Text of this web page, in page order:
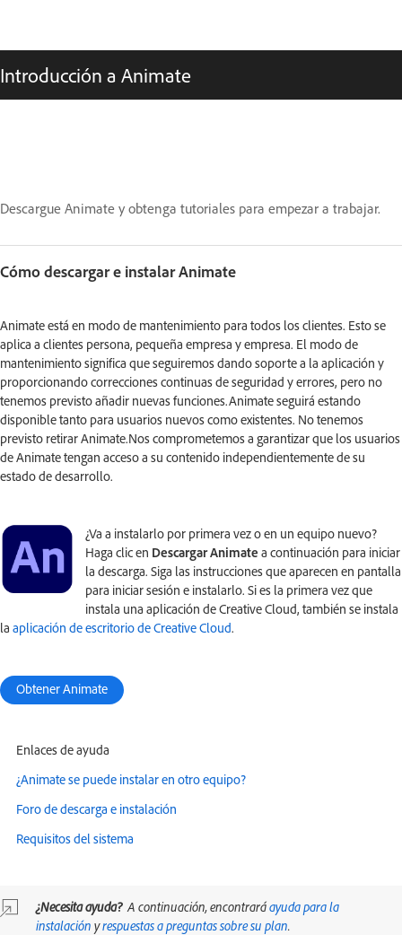
Introducción a Animate
Descargue Animate y obtenga tutoriales para empezar a trabajar.
Cómo descargar e instalar Animate
Animate está en modo de mantenimiento para todos los clientes. Esto se
aplica a clientes persona, pequeña empresa y empresa. El modo de
mantenimiento significa que seguiremos dando soporte a la aplicación y
proporcionando correcciones continuas de seguridad y errores, pero no
tenemos previsto añadir nuevas funciones.Animate seguirá estando
disponible tanto para usuarios nuevos como existentes. No tenemos
previsto retirar Animate.Nos comprometemos a garantizar que los usuarios
de Animate tengan acceso a su contenido independientemente de su
estado de desarrollo.
¿Va a instalarlo por primera vez o en un equipo nuevo?
Haga clic en Descargar Animate a continuación para iniciar
la descarga. Siga las instrucciones que aparecen en pantalla
para iniciar sesión e instalarlo. Si es la primera vez que
instala una aplicación de Creative Cloud, también se instala
la aplicación de escritorio de Creative Cloud.
Obtener Animate
Enlaces de ayuda
¿Animate se puede instalar en otro equipo?
Foro de descarga e instalación
Requisitos del sistema
¿Necesita ayuda?A continuación, encontraráayuda para la
instalación yrespuestas a preguntas sobre su plan.